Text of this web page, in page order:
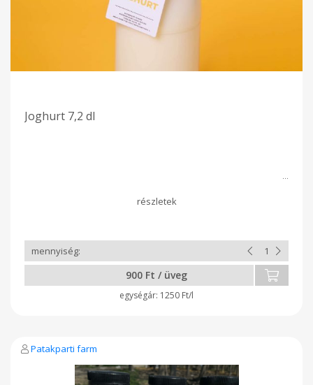
Joghurt 7,2 dl
900 Ft / üveg
1250 Ft/l
Patakparti farm